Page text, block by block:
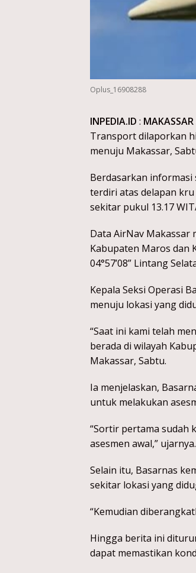
Oplus_16908288
INPEDIA.ID : MAKASSAR
Transport dilaporkan
menuju Makassar,
Berdasarkan
terdiri atas delapan
sekitar pukul 13.17
Data AirNav Makassar
Kabupaten Maros dan
04°57’08” Lintang
Kepala Seksi Operasi
menuju lokasi yang
“Saat ini kami telah
berada di wilayah
Makassar, Sabtu.
Ia menjelaskan,
untuk melakukan
“Sortir pertama sudah
asesmen awal,” ujarnya.
Selain itu, Basarnas
sekitar lokasi yang
“Kemudian
Hingga berita ini
dapat memastikan